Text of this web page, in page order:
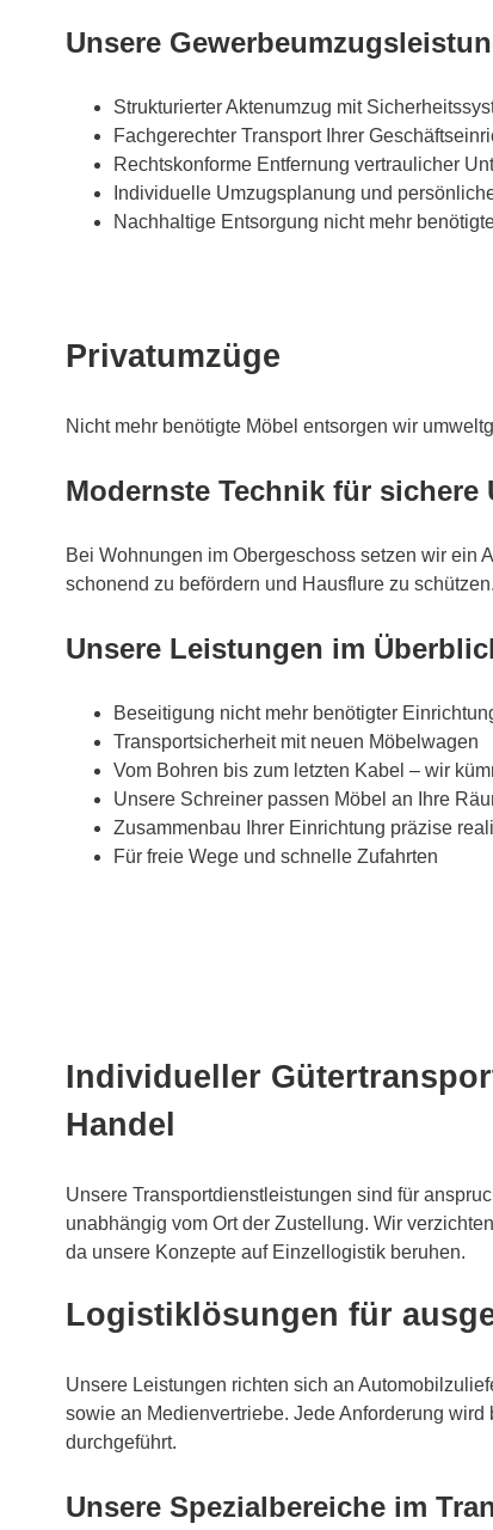
Unsere
Strukturierter Aktenumzug mit
Fachgerechter Transport Ihrer
Rechtskonforme Entfernung vertraulicher
Individuelle Umzugsplanung und
Nachhaltige Entsorgung nicht mehr
Privatumzüge
Nicht mehr benötigte Möbel entsorgen wir
Modernste Technik für sichere
Bei Wohnungen im Obergeschoss setzen wir ein
schonend zu befördern und Hausflure zu schützen.
Unsere Leistungen im
Beseitigung nicht mehr benötigter
Transportsicherheit mit neuen Möbelwagen
Vom Bohren bis zum letzten Kabel – wir
Unsere Schreiner passen Möbel an Ihre
Zusammenbau Ihrer Einrichtung präzise
Für freie Wege und schnelle Zufahrten
Individueller
Handel
Unsere Transportdienstleistungen sind für
unabhängig vom Ort der Zustellung. Wir
da unsere Konzepte auf Einzellogistik beruhen.
Logistiklösungen für
Unsere Leistungen richten sich an
sowie an Medienvertriebe. Jede Anforderung
durchgeführt.
Unsere Spezialbereiche im